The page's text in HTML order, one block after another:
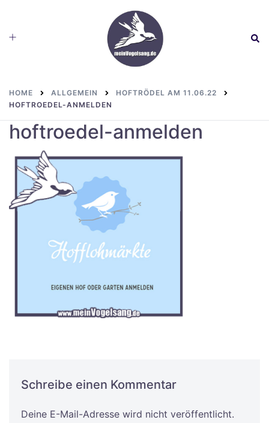
content
Toggle
HOME ALLGEMEIN
HOFTRÖDEL AM 11.06.22
HOFTROEDEL-ANMELDEN
hoftroedel-anmelden
Schreibe einen Kommentar
Deine E-Mail-Adresse wird nicht veröffentlicht.
Alternative: